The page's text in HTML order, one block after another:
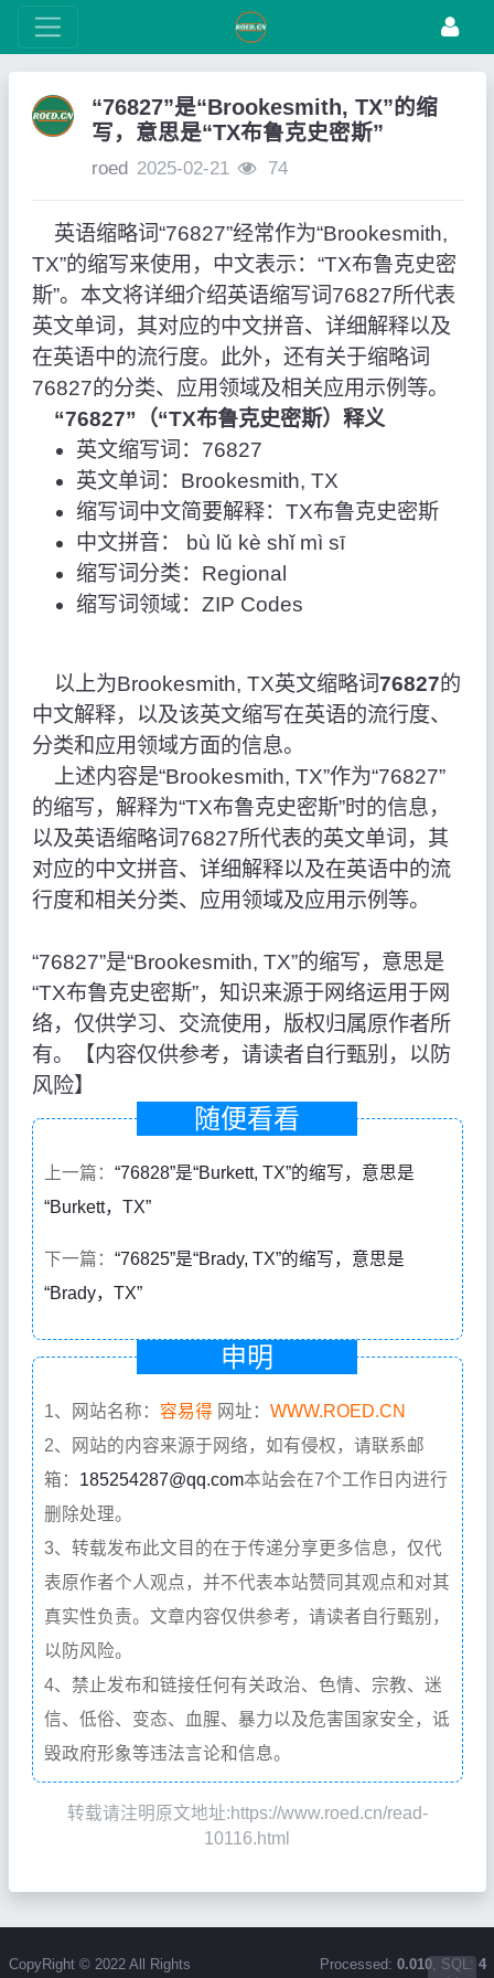
“76827”是“Brookesmith, TX”的缩
写，意思是“TX布鲁克史密斯”
roed 2025-02-21 74
英语缩略词“76827”经常作为“Brookesmith,
TX”的缩写来使用，中文表示：“TX布鲁克史密
斯”。本文将详细介绍英语缩写词76827所代表
英文单词，其对应的中文拼音、详细解释以及
在英语中的流行度。此外，还有关于缩略词
76827的分类、应用领域及相关应用示例等。
“76827”（“TX布鲁克史密斯）释义
英文缩写词：76827
英文单词：Brookesmith, TX
缩写词中文简要解释：TX布鲁克史密斯
中文拼音： bù lǔ kè shǐ mì sī
缩写词分类：Regional
缩写词领域：ZIP Codes
以上为Brookesmith, TX英文缩略词76827的
中文解释，以及该英文缩写在英语的流行度、
分类和应用领域方面的信息。
上述内容是“Brookesmith, TX”作为“76827”
的缩写，解释为“TX布鲁克史密斯”时的信息，
以及英语缩略词76827所代表的英文单词，其
对应的中文拼音、详细解释以及在英语中的流
行度和相关分类、应用领域及应用示例等。
“76827”是“Brookesmith, TX”的缩写，意思是
“TX布鲁克史密斯”，知识来源于网络运用于网
络，仅供学习、交流使用，版权归属原作者所
有。【内容仅供参考，请读者自行甄别，以防
风险】
随便看看
上一篇： “76828”是“Burkett, TX”的缩写，意思是
“Burkett，TX”
下一篇： “76825”是“Brady, TX”的缩写，意思是
“Brady，TX”
申明
1、网站名称： 容易得 网址： WWW.ROED.CN
2、网站的内容来源于网络，如有侵权，请联系邮
箱： 185254287@qq.com本站会在7个工作日内进行
删除处理。
3、转载发布此文目的在于传递分享更多信息，仅代
表原作者个人观点，并不代表本站赞同其观点和对其
真实性负责。文章内容仅供参考，请读者自行甄别，
以防风险。
4、禁止发布和链接任何有关政治、色情、宗教、迷
信、低俗、变态、血腥、暴力以及危害国家安全，诋
毁政府形象等违法言论和信息。
转载请注明原文地址:https://www.roed.cn/read-
10116.html
CopyRight © 2022 All Rights
Processed: 0.010, SQL: 4